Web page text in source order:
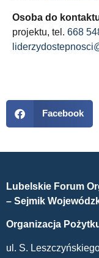
Osoba do
projektu, tel. 668
Facebook
Lubelskie Forum
– Sejmik
Organizacja
ul. S.